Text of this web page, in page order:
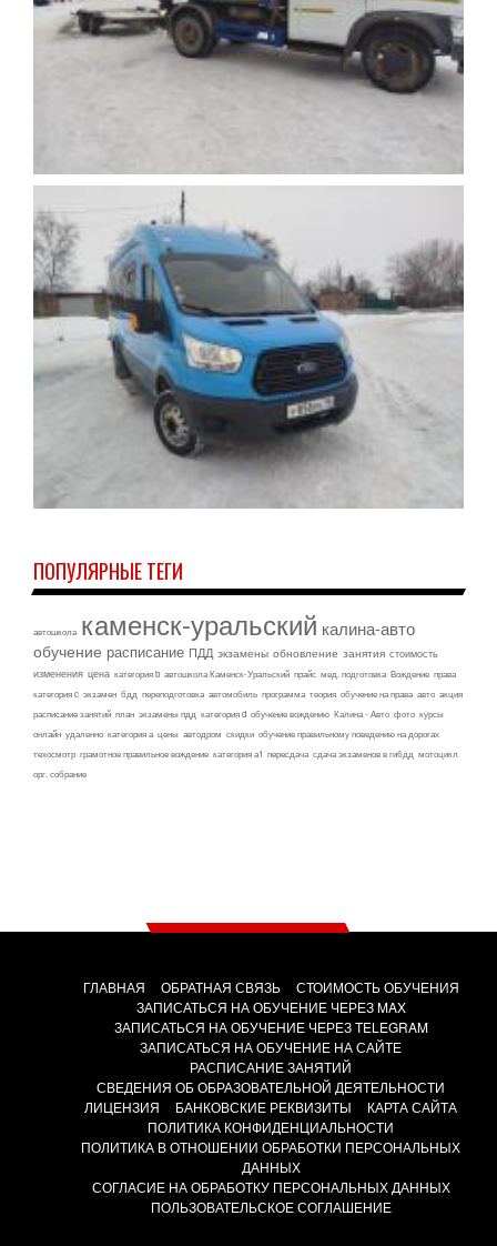
ПОПУЛЯРНЫЕ ТЕГИ
автошкола каменск-уральский калина-авто
обучение расписание ПДД экзамены обновление занятия стоимость
изменения цена категория b автошкола Каменск-Уральский прайс мед. подготовка Вождение права
категория c экзамен бдд переподготовка автомобиль программа теория обучение на права авто акция
расписание занятий план экзамены пдд категория d обучение вождению Калина - Авто фото курсы
онлайн удаленно категория а цены автодром скидки обучение правильному поведению на дорогах
техосмотр грамотное правильное вождение категория а1 пересдача сдача экзаменов в гибдд мотоцикл
орг. собрание
ГЛАВНАЯ ОБРАТНАЯ СВЯЗЬ
СТОИМОСТЬ ОБУЧЕНИЯ
ЗАПИСАТЬСЯ НА ОБУЧЕНИЕ ЧЕРЕЗ MAX
ЗАПИСАТЬСЯ НА ОБУЧЕНИЕ ЧЕРЕЗ TELEGRAM
ЗАПИСАТЬСЯ НА ОБУЧЕНИЕ НА САЙТЕ
РАСПИСАНИЕ ЗАНЯТИЙ
СВЕДЕНИЯ ОБ ОБРАЗОВАТЕЛЬНОЙ ДЕЯТЕЛЬНОСТИ
ЛИЦЕНЗИЯ
БАНКОВСКИЕ РЕКВИЗИТЫ
КАРТА САЙТА
ПОЛИТИКА КОНФИДЕНЦИАЛЬНОСТИ
ПОЛИТИКА В ОТНОШЕНИИ ОБРАБОТКИ ПЕРСОНАЛЬНЫХ
ДАННЫХ
СОГЛАСИЕ НА ОБРАБОТКУ ПЕРСОНАЛЬНЫХ ДАННЫХ
ПОЛЬЗОВАТЕЛЬСКОЕ СОГЛАШЕНИЕ